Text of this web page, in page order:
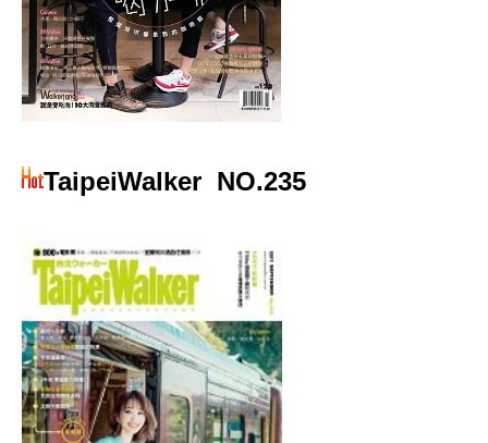
TaipeiWalker NO.235